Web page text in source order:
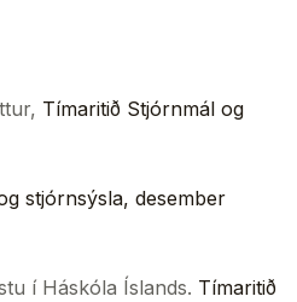
Tímaritið Stjórnmál og
stjórnsýsla, desember
í Háskóla Íslands. Tímaritið